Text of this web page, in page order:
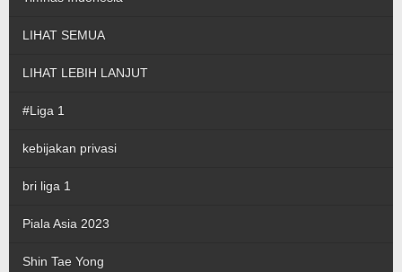
LIHAT SEMUA
LIHAT LEBIH LANJUT
#Liga 1
kebijakan privasi
bri liga 1
Piala Asia 2023
Shin Tae Yong